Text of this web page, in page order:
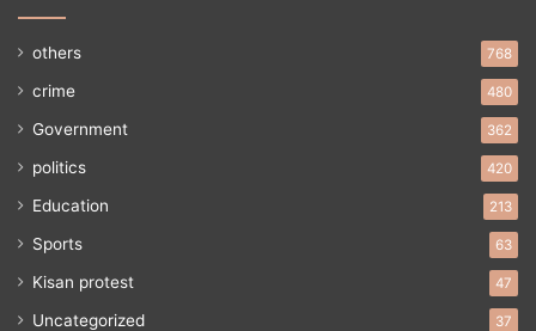
others 768
crime 480
Government 362
politics 420
Education 213
Sports 63
Kisan protest 47
Uncategorized 37